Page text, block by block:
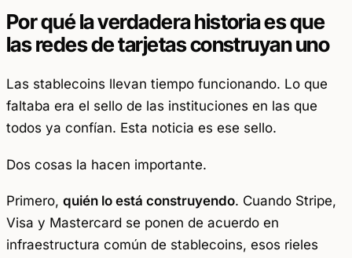
Por qué la verdadera historia es que
las redes de tarjetas construyan uno
Las stablecoins llevan tiempo funcionando. Lo que
faltaba era el sello de las instituciones en las que
todos ya confían. Esta noticia es ese sello.
Dos cosas la hacen importante.
Primero, quién lo está construyendo. Cuando Stripe,
Visa y Mastercard se ponen de acuerdo en
infraestructura común de stablecoins, esos rieles